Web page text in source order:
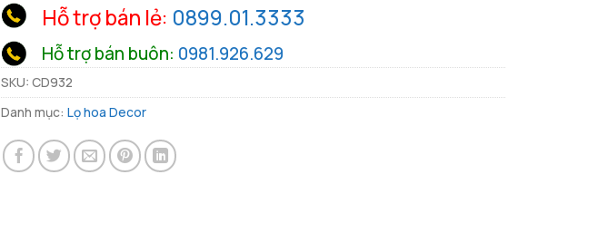
Hỗ trợ bán lẻ: 0899.01.3333
Hỗ trợ bán buôn: 0981.926.629
SKU: CD932
Danh mục: Lọ hoa Decor